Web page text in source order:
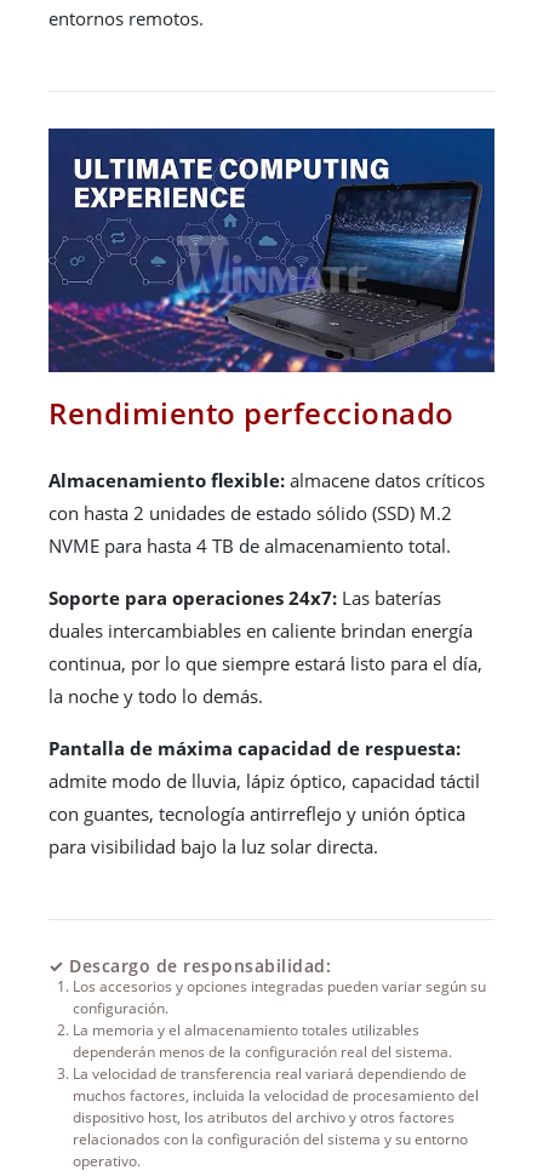
entornos remotos.
Rendimiento perfeccionado
Almacenamiento flexible: almacene datos críticos
con hasta 2 unidades de estado sólido (SSD) M.2
NVME para hasta 4 TB de almacenamiento total.
Soporte para operaciones 24x7: Las baterías
duales intercambiables en caliente brindan energía
continua, por lo que siempre estará listo para el día,
la noche y todo lo demás.
Pantalla de máxima capacidad de respuesta:
admite modo de lluvia, lápiz óptico, capacidad táctil
con guantes, tecnología antirreflejo y unión óptica
para visibilidad bajo la luz solar directa.
✓ Descargo de responsabilidad:
Los accesorios y opciones integradas pueden variar según su
configuración.
La memoria y el almacenamiento totales utilizables
dependerán menos de la configuración real del sistema.
La velocidad de transferencia real variará dependiendo de
muchos factores, incluida la velocidad de procesamiento del
dispositivo host, los atributos del archivo y otros factores
relacionados con la configuración del sistema y su entorno
operativo.